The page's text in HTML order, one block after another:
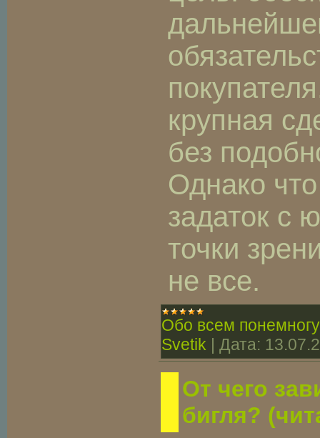
крупная
без
Однако
задаток с
точки
не все.
Обо всем понемногу
Svetik | Дата:
От чего
бигля?